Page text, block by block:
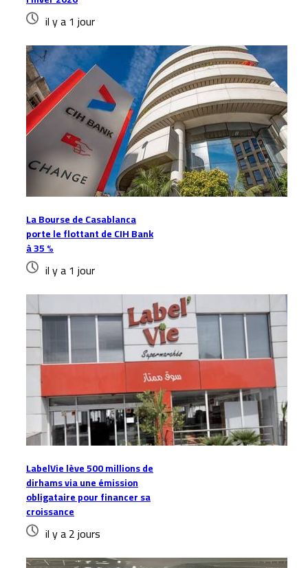
il y a 1 jour
La Bourse de Casablanca
porte le flottant de CIH Bank
à 35 %
il y a 1 jour
LabelVie lève 500 millions de
dirhams via une émission
obligataire pour financer sa
croissance
il y a 2 jours